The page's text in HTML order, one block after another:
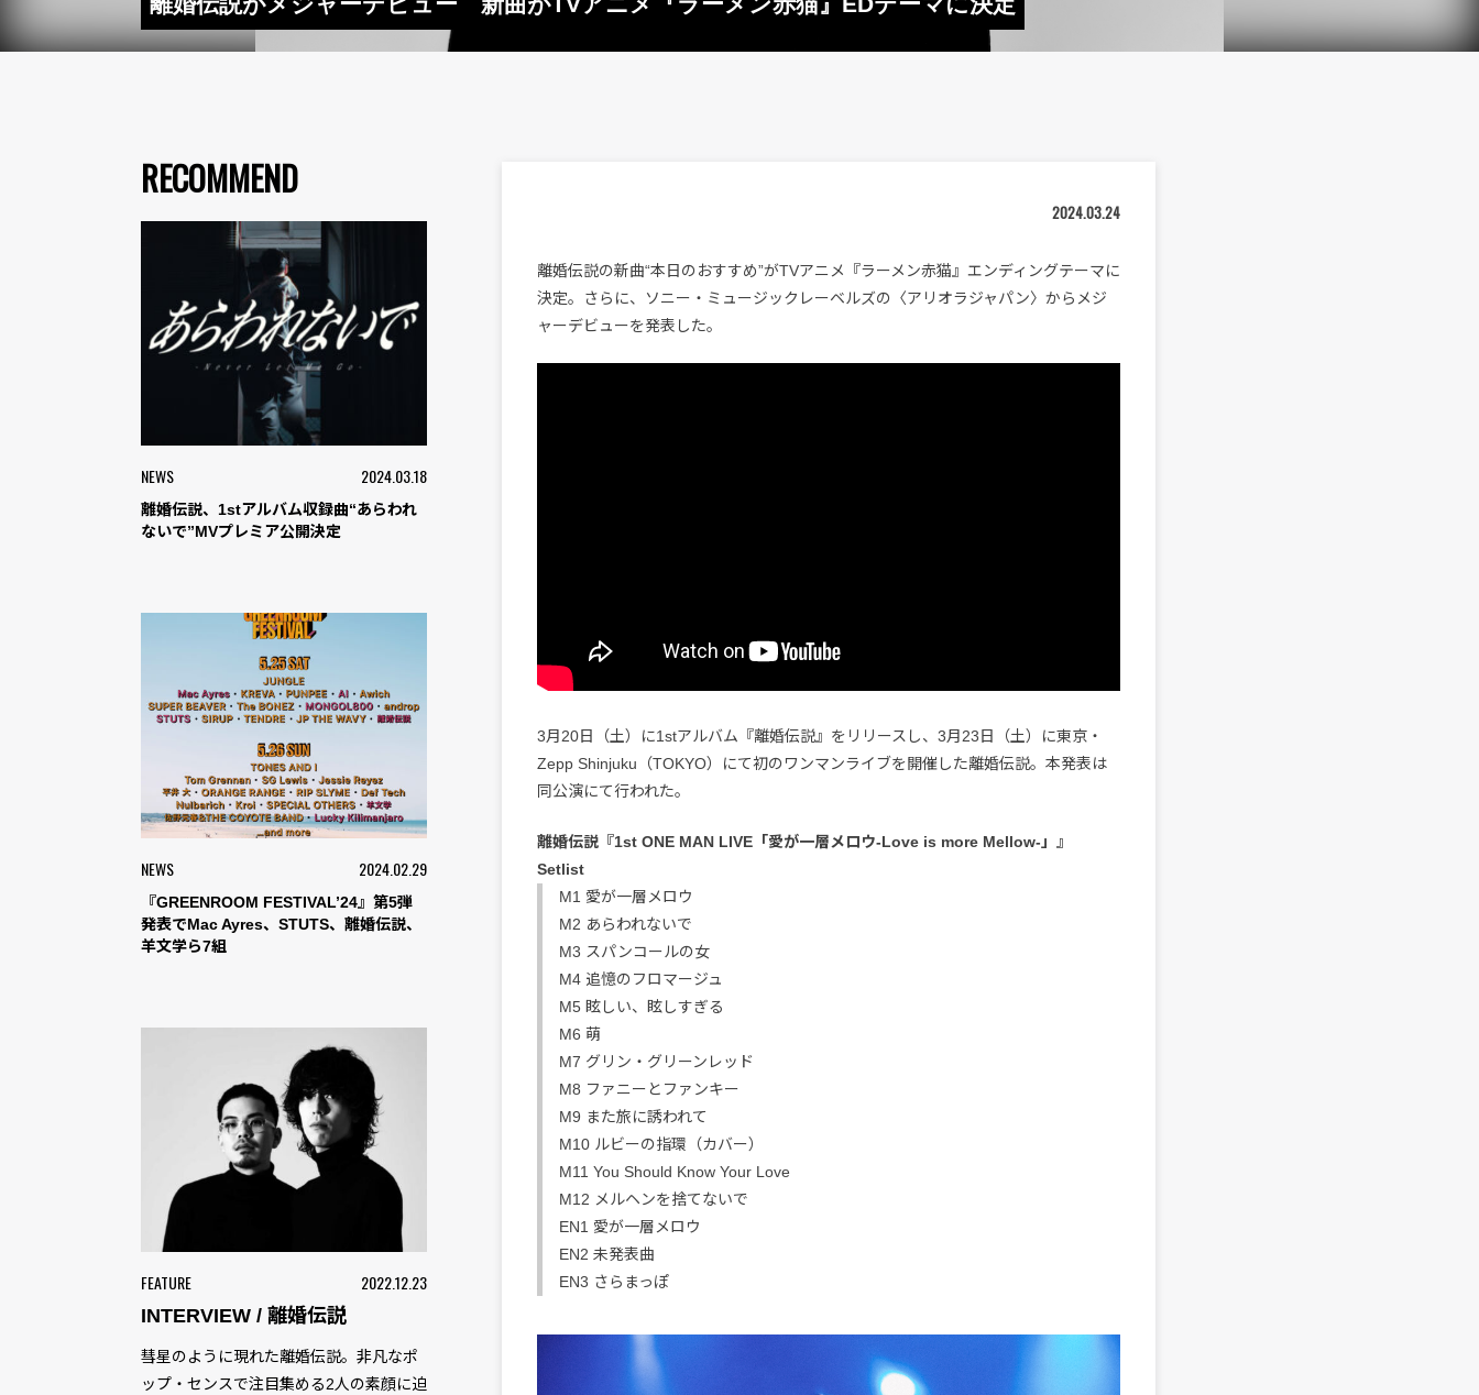
RECOMMEND
NEWS 2024.03.18
離婚伝説、1stアルバム収録曲“あらわれ
ないで”MVプレミア公開決定
NEWS 2024.02.29
『GREENROOM FESTIVAL’24』第5弾
発表でMac Ayres、STUTS、離婚伝説、
羊文学ら7組
FEATURE 2022.12.23
INTERVIEW / 離婚伝説
彗星のように現れた離婚伝説。非凡なポ
ップ・センスで注目集める2人の素顔に迫
2024.03.24
離婚伝説の新曲“本日のおすすめ”がTVアニメ『ラーメン赤猫』エンディングテーマに
決定。さらに、ソニー・ミュージックレーベルズの〈アリオラジャパン〉からメジ
ャーデビューを発表した。
3月20日（土）に1stアルバム『離婚伝説』をリリースし、3月23日（土）に東京・
Zepp Shinjuku（TOKYO）にて初のワンマンライブを開催した離婚伝説。本発表は
同公演にて行われた。
離婚伝説『1st ONE MAN LIVE「愛が一層メロウ-Love is more Mellow-」』
Setlist
M1 愛が一層メロウ
M2 あらわれないで
M3 スパンコールの女
M4 追憶のフロマージュ
M5 眩しい、眩しすぎる
M6 萌
M7 グリン・グリーンレッド
M8 ファニーとファンキー
M9 また旅に誘われて
M10 ルビーの指環（カバー）
M11 You Should Know Your Love
M12 メルヘンを捨てないで
EN1 愛が一層メロウ
EN2 未発表曲
EN3 さらまっぽ